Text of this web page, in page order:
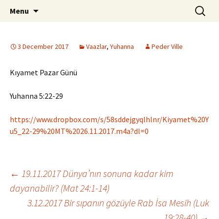
ILC
Menu
Search
for:
3 December 2017 Vaazlar, Yuhanna Peder Ville
Kıyamet Pazar Günü
Yuhanna 5:22-29
https://www.dropbox.com/s/58sddejgyqlhlnr/Kiyamet%20Y
u5_22-29%20MT%2026.11.2017.m4a?dl=0
Post
navigation
← 19.11.2017 Dünya’nın sonuna kadar kim
dayanabilir? (Mat 24:1-14)
3.12.2017 Bir sıpanın gözüyle Rab İsa Mesih (Luk